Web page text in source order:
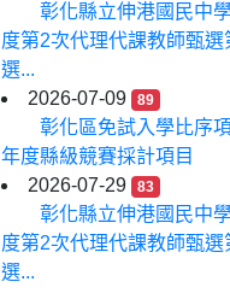
彰化縣立伸港國民中
度第2次代理代課教師甄選
選...
2026-07-09
89
彰化區免試入學比序
年度縣級競賽採計項目
2026-07-29
83
彰化縣立伸港國民中
度第2次代理代課教師甄選
選...